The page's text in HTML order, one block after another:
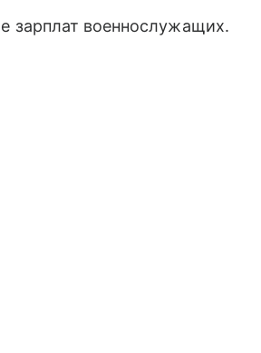
зарплат военнослужащих.